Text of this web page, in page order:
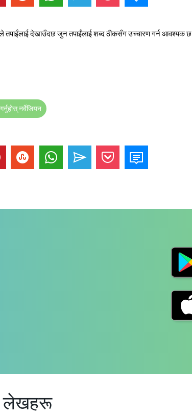
तपाईंलाई देखाउँदछ जुन तपाईंलाई शब्द ठीकसँग उच्चारण गर्न आवश्यक छ
नर्वेजियन
लेखहरू